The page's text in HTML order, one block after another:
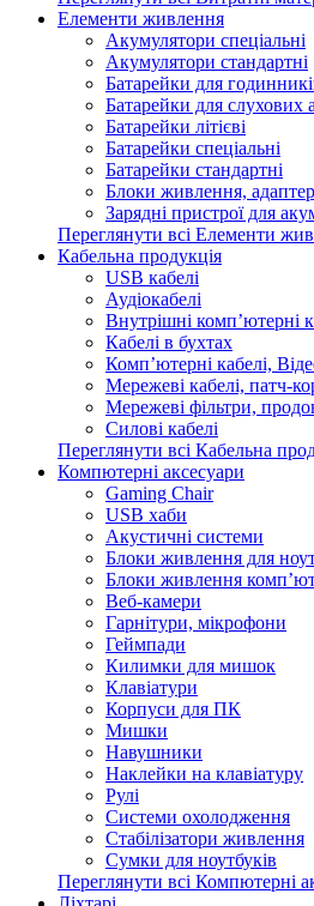
Елементи живлення
Акумулятори спеціальні
Акумулятори стандартні
Батарейки для
Батарейки для слухових
Батарейки літієві
Батарейки спеціальні
Батарейки стандартні
Блоки живлення,
Зарядні пристрої для
Переглянути всі Елементи
Кабельна продукція
USB кабелі
Аудіокабелі
Внутрішні комп’ютерні
Кабелі в бухтах
Комп’ютерні кабелі,
Мережеві кабелі, патч-
Мережеві фільтри,
Силові кабелі
Переглянути всі Кабельна
Компютерні аксесуари
Gaming Chair
USB хаби
Акустичні системи
Блоки живлення для
Блоки живлення
Веб-камери
Гарнітури, мікрофони
Геймпади
Килимки для мишок
Клавіатури
Корпуси для ПК
Мишки
Навушники
Наклейки на клавіатуру
Рулі
Системи охолодження
Стабілізатори живлення
Сумки для ноутбуків
Переглянути всі Компютерні